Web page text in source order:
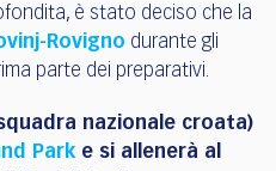
è stato deciso che la
Rovigno durante gli
parte dei preparativi.
nazionale croata)
Parke si allenerà al